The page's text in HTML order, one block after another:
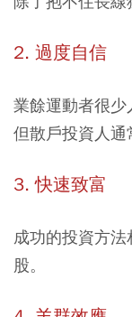
2. 過度自信
業餘運動者很少
但散戶投資人通
3. 快速致富
成功的投資方
股。